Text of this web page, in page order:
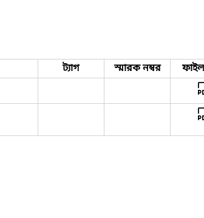
ট্যাগ স্মারক নম্বর